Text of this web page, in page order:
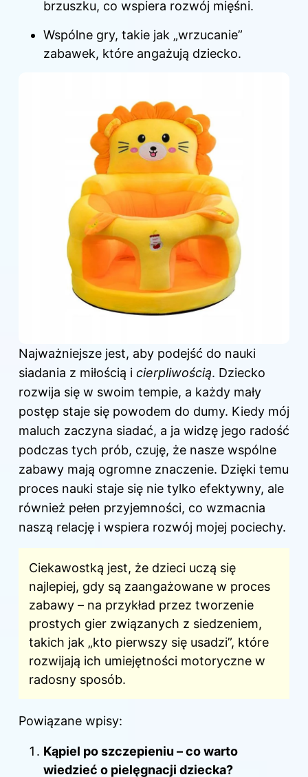
brzuszku, co wspiera rozwój mięśni.
Wspólne gry, takie jak „wrzucanie”
zabawek, które angażują dziecko.
Najważniejsze jest, aby podejść do nauki
siadania z miłością i cierpliwością. Dziecko
rozwija się w swoim tempie, a każdy mały
postęp staje się powodem do dumy. Kiedy mój
maluch zaczyna siadać, a ja widzę jego radość
podczas tych prób, czuję, że nasze wspólne
zabawy mają ogromne znaczenie. Dzięki temu
proces nauki staje się nie tylko efektywny, ale
również pełen przyjemności, co wzmacnia
naszą relację i wspiera rozwój mojej pociechy.
Ciekawostką jest, że dzieci uczą się
najlepiej, gdy są zaangażowane w proces
zabawy – na przykład przez tworzenie
prostych gier związanych z siedzeniem,
takich jak „kto pierwszy się usadzi”, które
rozwijają ich umiejętności motoryczne w
radosny sposób.
Powiązane wpisy:
Kąpiel po szczepieniu – co warto
wiedzieć o pielęgnacji dziecka?